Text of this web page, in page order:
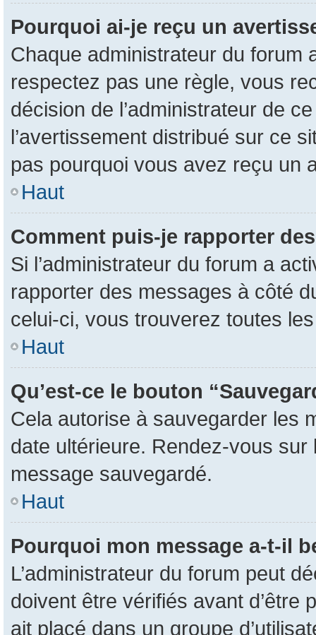
Pourquoi ai-je reçu un
Chaque administrateur du forum
respectez pas une règle, vous
décision de l’administrateur de
l’avertissement distribué sur ce
pas pourquoi vous avez reçu un
Haut
Comment puis-je rapporter
Si l’administrateur du forum a
rapporter des messages à côté
celui-ci, vous trouverez toutes
Haut
Qu’est-ce le bouton
Cela autorise à sauvegarder les
date ultérieure. Rendez-vous sur
message sauvegardé.
Haut
Pourquoi mon message a-t-il
L’administrateur du forum peut
doivent être vérifiés avant d’être
ait placé dans un groupe